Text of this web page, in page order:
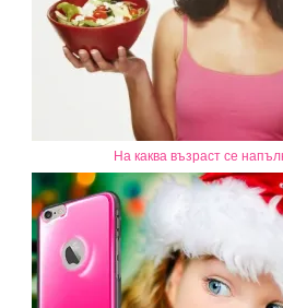
На каква възраст се